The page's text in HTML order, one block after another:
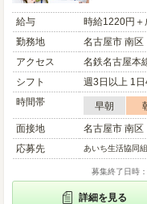
給与
時給1220円＋
勤務地
名古屋市 南区
アクセス
名鉄名古屋本
シフト
週3日以上 1
時間帯
早朝
面接地
名古屋市 南区
応募先
あいち生活協同
募集終了日時
詳細を見る